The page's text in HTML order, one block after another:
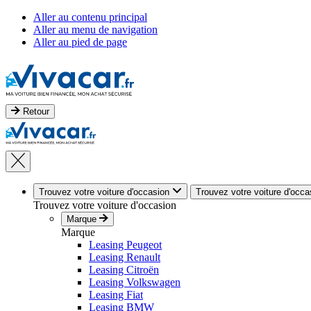
Aller au contenu principal
Aller au menu de navigation
Aller au pied de page
Retour
Trouvez votre voiture d'occasion Trouvez votre voiture
Trouvez votre voiture d'occasion
Marque
Marque
Leasing Peugeot
Leasing Renault
Leasing Citroën
Leasing Volkswagen
Leasing Fiat
Leasing BMW